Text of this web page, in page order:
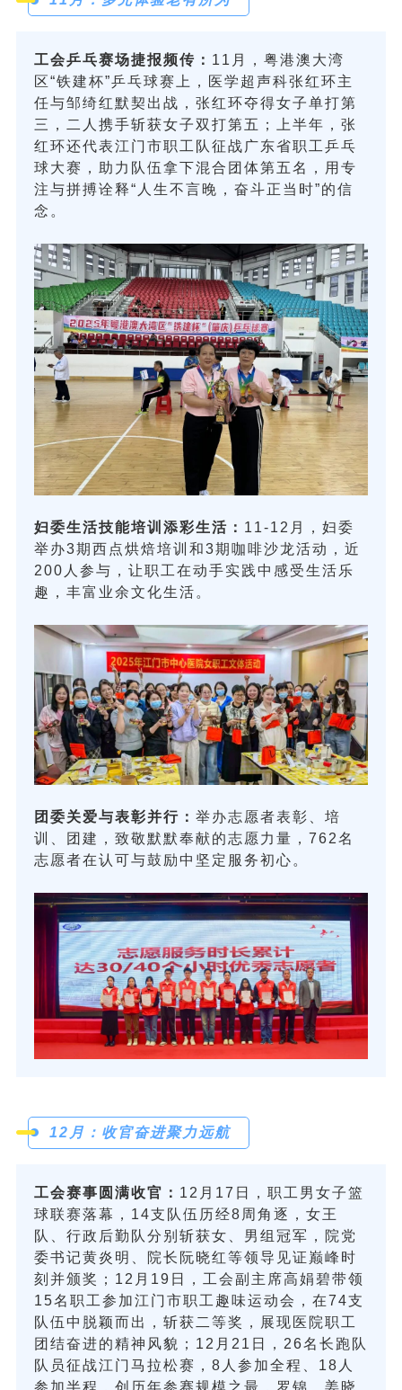
工会乒乓赛场捷报频传： 11月，粤港澳大湾
区“铁建杯”乒乓球赛上，医学超声科张红环主
任与邹绮红默契出战，张红环夺得女子单打第
三，二人携手斩获女子双打第五；上半年，张
红环还代表江门市职工队征战广东省职工乒乓
球大赛，助力队伍拿下混合团体第五名，用专
注与拼搏诠释“人生不言晚，奋斗正当时”的信
念。
妇委生活技能培训添彩生活： 11-12月，妇委
举办3期西点烘焙培训和3期咖啡沙龙活动，近
200人参与，让职工在动手实践中感受生活乐
趣，丰富业余文化生活。
团委关爱与表彰并行： 举办志愿者表彰、培
训、团建，致敬默默奉献的志愿力量，762名
志愿者在认可与鼓励中坚定服务初心。
12月：收官奋进聚力远航
工会赛事圆满收官： 12月17日，职工男女子篮
球联赛落幕，14支队伍历经8周角逐，女王
队、行政后勤队分别斩获女、男组冠军，院党
委书记黄炎明、院长阮晓红等领导见证巅峰时
刻并颁奖；12月19日，工会副主席高娟碧带领
15名职工参加江门市职工趣味运动会，在74支
队伍中脱颖而出，斩获二等奖，展现医院职工
团结奋进的精神风貌；12月21日，26名长跑队
队员征战江门马拉松赛，8人参加全程、18人
参加半程，创历年参赛规模之最，罗锦、姜晓